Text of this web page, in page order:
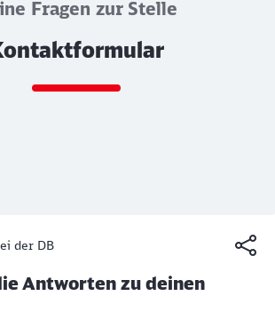
Fragen zur Stelle
der DB
15:30 Uhr
Antworten zu deinen